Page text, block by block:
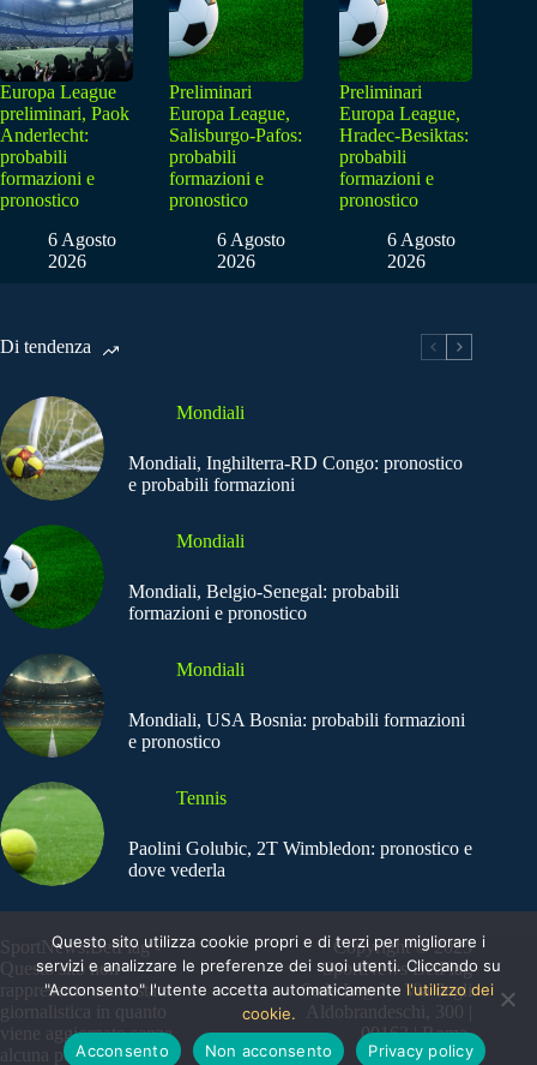
Europa League
preliminari, Paok
Anderlecht:
probabili
formazioni e
pronostico
6 Agosto
2026
Preliminari
Europa League,
Salisburgo-Pafos:
probabili
formazioni e
pronostico
6 Agosto
2026
Preliminari
Europa League,
Hradec-Besiktas:
probabili
formazioni e
pronostico
6 Agosto
2026
Di tendenza
Mondiali
Mondiali, Inghilterra-RD Congo: pronostico
e probabili formazioni
Mondiali
Mondiali, Belgio-Senegal: probabili
formazioni e pronostico
Mondiali
Mondiali, USA Bosnia: probabili formazioni
e pronostico
Tennis
Paolini Golubic, 2T Wimbledon: pronostico e
dove vederla
SportNews.BetFlag -
Questo sito non
rappresenta una testata
giornalistica in quanto
viene aggiornato senza
alcuna periodicità
Copyright © 2025
SportNews BetFlag
Sede Legale: Via degli
Aldobrandeschi, 300 |
00163 | Roma
Questo sito utilizza cookie propri e di terzi per migliorare i
servizi e analizzare le preferenze dei suoi utenti. Cliccando su
"Acconsento" l'utente accetta automaticamente l'utilizzo dei
cookie.
Acconsento
Non acconsento Privacy policy